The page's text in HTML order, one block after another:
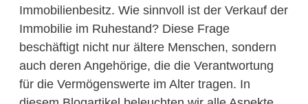
Immobilienbesitz. Wie sinnvoll ist der Verkauf der
Immobilie im Ruhestand? Diese Frage
beschäftigt nicht nur ältere Menschen, sondern
auch deren Angehörige, die die Verantwortung
für die Vermögenswerte im Alter tragen. In